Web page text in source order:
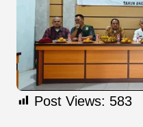
Post Views: 583